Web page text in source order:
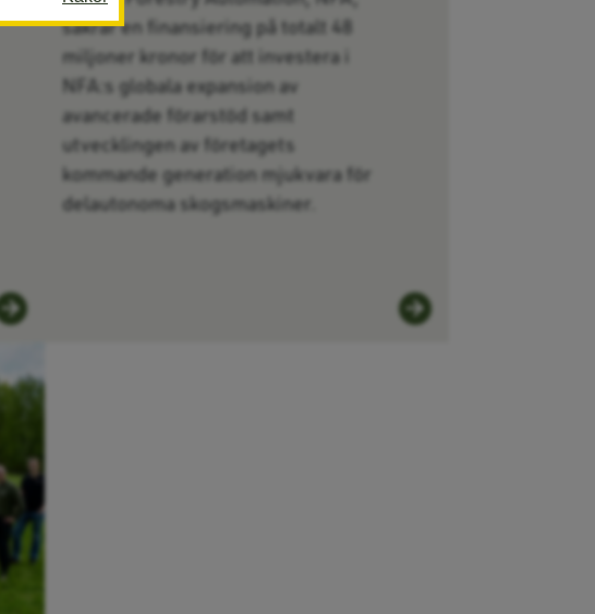
säkrar en finansiering på totalt 48
miljoner kronor för att investera i
NFA:s globala expansion av
avancerade förarstöd samt
utvecklingen av företagets
kommande generation mjukvara för
delautonoma skogsmaskiner.